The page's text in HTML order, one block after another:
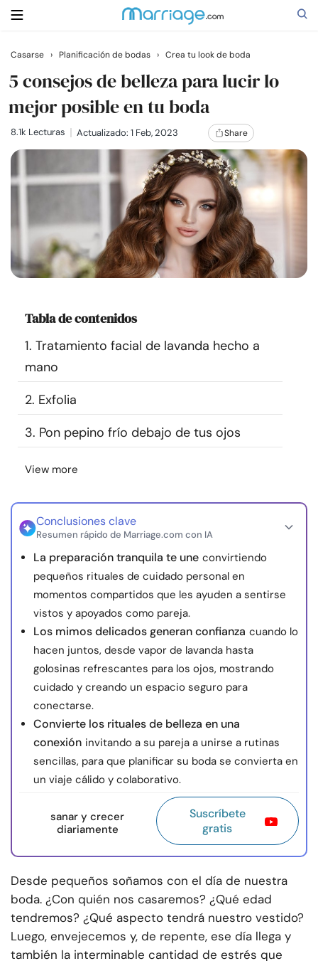
Buscar
Casarse
Relaciones
Familia
Ayuda
Recursos
Comunidad
Encuentra un terapeuta
nosotros
© Copyright 2026. Todos los derechos reservados.
Casarse › Planificación de bodas › Crea tu look de boda
5 consejos de belleza para lucir lo
mejor posible en tu boda
8.1k Lecturas Actualizado: 1 Feb, 2023 Share
Tabla de contenidos
1. Tratamiento facial de lavanda hecho a
mano
2. Exfolia
3. Pon pepino frío debajo de tus ojos
View more
Conclusiones clave
Resumen rápido de Marriage.com con IA
La preparación tranquila te une convirtiendo
pequeños rituales de cuidado personal en
momentos compartidos que les ayuden a sentirse
vistos y apoyados como pareja.
Los mimos delicados generan confianza cuando lo
hacen juntos, desde vapor de lavanda hasta
golosinas refrescantes para los ojos, mostrando
cuidado y creando un espacio seguro para
conectarse.
Convierte los rituales de belleza en una
conexión invitando a su pareja a unirse a rutinas
sencillas, para que planificar su boda se convierta en
un viaje cálido y colaborativo.
sanar y crecer
diariamente
Suscríbete
gratis
Desde pequeños soñamos con el día de nuestra
boda. ¿Con quién nos casaremos? ¿Qué edad
tendremos? ¿Qué aspecto tendrá nuestro vestido?
Luego, envejecemos y, de repente, ese día llega y
también la interminable cantidad de estrés que